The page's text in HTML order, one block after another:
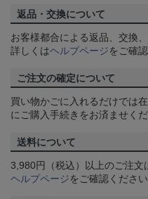
返品・交換について
お客様都合による返品、交換
詳しくはヘルプページをご確
ご注文の確定について
買い物かごに入れるだけでは
にご購入手続きをお済ませくだ
送料について
3,980円（税込）以上のご注文
ヘルプページをご確認ください